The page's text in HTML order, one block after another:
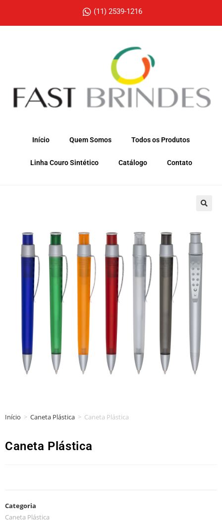
(11) 2539-1216
Início Quem Somos Todos os Produtos
Linha Couro Sintético Catálogo Contato
Início > Caneta Plástica > Caneta Plástica
Caneta Plástica
Categoria
Caneta Plástica